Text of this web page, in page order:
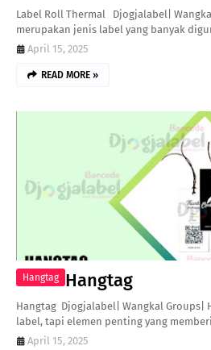
Label Roll Thermal Djogjalabel|
merupakan jenis label yang banyak
April 15, 2025
READ MORE »
Hangtag Hangtag
Hangtag Djogjalabel| Wangkal Groups|
label, tapi elemen penting yang
April 15, 2025